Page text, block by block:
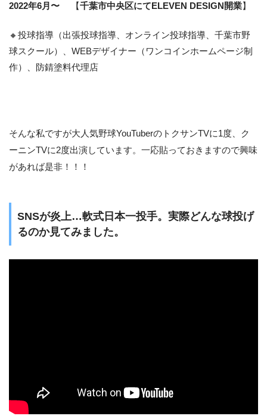
2022年6月〜 【千葉市中央区にてELEVEN DESIGN開業】
🔸投球指導（出張投球指導、オンライン投球指導、千葉市野
球スクール）、WEBデザイナー（ワンコインホームページ制
作）、防錆塗料代理店
そんな私ですが大人気野球YouTuberのトクサンTVに1度、ク
ーニンTVに2度出演しています。一応貼っておきますので興味
があれば是非！！！
SNSが炎上…軟式日本一投手。実際どんな球投げ
るのか見てみました。